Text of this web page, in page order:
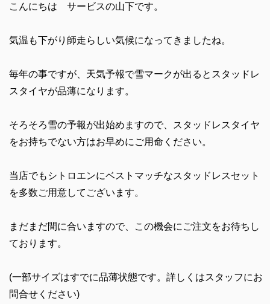
こんにちは サービスの山下です。
気温も下がり師走らしい気候になってきましたね。
毎年の事ですが、天気予報で雪マークが出るとスタッドレ
スタイヤが品薄になります。
そろそろ雪の予報が出始めますので、スタッドレスタイヤ
をお持ちでない方はお早めにご用命ください。
当店でもシトロエンにベストマッチなスタッドレスセット
を多数ご用意してございます。
まだまだ間に合いますので、この機会にご注文をお待ちし
ております。
(一部サイズはすでに品薄状態です。詳しくはスタッフにお
問合せください)